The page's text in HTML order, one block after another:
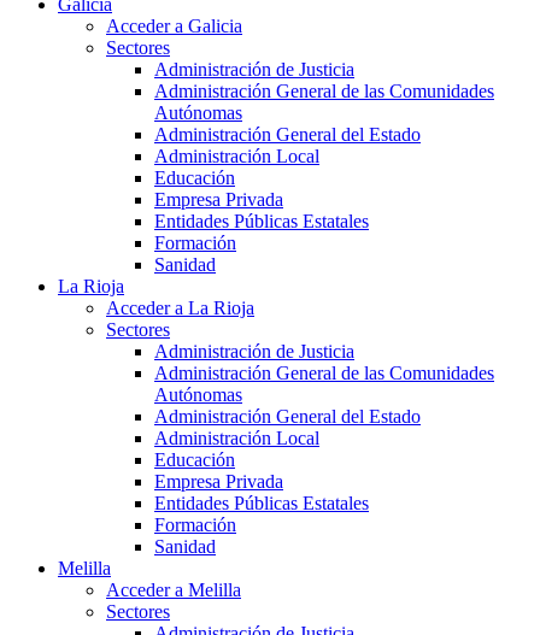
Galicia
Acceder a Galicia
Sectores
Administración de Justicia
Administración General de las Comunidades
Autónomas
Administración General del Estado
Administración Local
Educación
Empresa Privada
Entidades Públicas Estatales
Formación
Sanidad
La Rioja
Acceder a La Rioja
Sectores
Administración de Justicia
Administración General de las Comunidades
Autónomas
Administración General del Estado
Administración Local
Educación
Empresa Privada
Entidades Públicas Estatales
Formación
Sanidad
Melilla
Acceder a Melilla
Sectores